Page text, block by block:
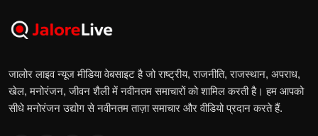
जालोर लाइव न्यूज मीडिया वेबसाइट है जो राष्ट्रीय, राजनीति, राजस्थान, अपराध,
खेल, मनोरंजन, जीवन शैली में नवीनतम समाचारों को शामिल करती है। हम आपको
सीधे मनोरंजन उद्योग से नवीनतम ताज़ा समाचार और वीडियो प्रदान करते हैं.